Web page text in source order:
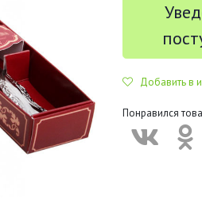
Добавить в
Понравился